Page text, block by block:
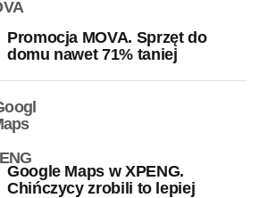
Promocja MOVA. Sprzęt do
domu nawet 71% taniej
Google Maps w XPENG.
Chińczycy zrobili to lepiej